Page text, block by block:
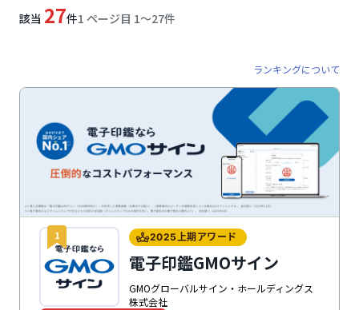
該当 27件1 ページ目 1〜27件
ランキングについて
1 2025上期アワード
電子印鑑GMOサイン
GMOグローバルサイン・ホールディングス
株式会社